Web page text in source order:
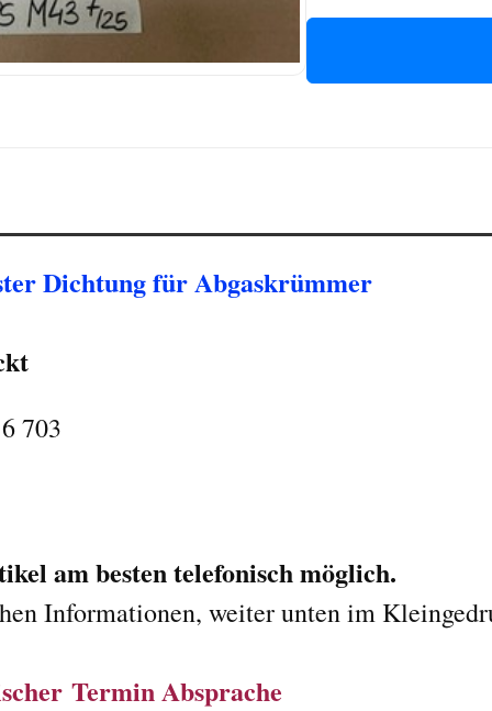
Dichtung für Abgaskrümmer
703
am besten telefonisch möglich.
Informationen, weiter unten im
Termin Absprache